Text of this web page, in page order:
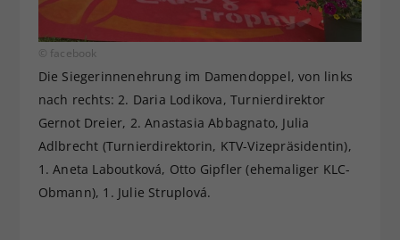
© facebook
Die Siegerinnenehrung im Damendoppel, von links
nach rechts: 2. Daria Lodikova, Turnierdirektor
Gernot Dreier, 2. Anastasia Abbagnato, Julia
Adlbrecht (Turnierdirektorin, KTV-Vizepräsidentin),
1. Aneta Laboutková, Otto Gipfler (ehemaliger KLC-
Obmann), 1. Julie Struplová.